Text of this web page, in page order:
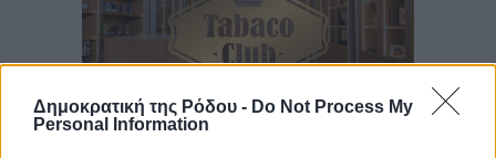
Δημοκρατική της Ρόδου - Do Not Process My
Personal Information